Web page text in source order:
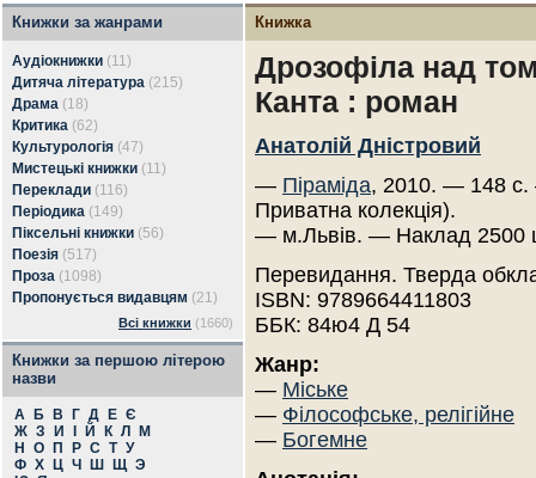
Книжки за жанрами
Аудіокнижки (11)
Дитяча література (215)
Драма (18)
Критика (62)
Культурологія (47)
Мистецькі книжки (11)
Переклади (116)
Періодика (149)
Піксельні книжки (56)
Поезія (517)
Проза (1098)
Пропонується видавцям (21)
Всі книжки (1660)
Книжки за першою літерою
назви
А Б В Г Д Е Є
Ж З И Й К Л
М
Н
О П Р С Т У
Ф Х Ц Ч Ш Щ Э
Книжка
Дрозофіла над
Канта : роман
Анатолій Дністровий
— Піраміда, 2010. — 148 с.
Приватна колекція).
— м.Львів. — Наклад 2500
Перевидання. Тверда
ISBN: 9789664411803
ББК: 84ю4 Д 54
Жанр:
— Міське
— Філософське, релігійне
— Богемне